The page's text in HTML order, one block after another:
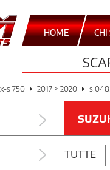
HOME CHI
s 750 2017 > 2020
TUTTE